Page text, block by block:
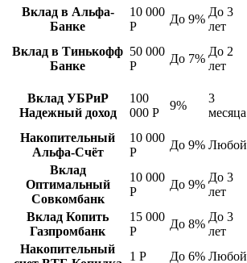
Вклад в Альфа-
Банке
10 000
Р
До 9%
До 3
лет
Вклад в Тинькофф
Банке
50 000
Р
До 7%
До 2
лет
Вклад УБРиР
Надежный доход
100
000 Р
9%
3
месяца
Накопительный
Альфа-Счёт
10 000
Р
До 9% Любой
Вклад
Оптимальный
Совкомбанк
10 000
Р
До 9%
До 3
лет
Вклад Копить
Газпромбанк
15 000
Р
До 8%
До 3
лет
Накопительный
1 Р До 6% Любой